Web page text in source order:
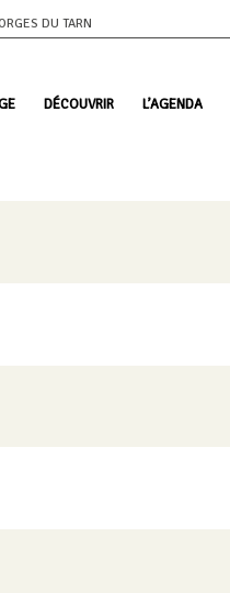
DU TARN
DÉCOUVRIR L’AGENDA